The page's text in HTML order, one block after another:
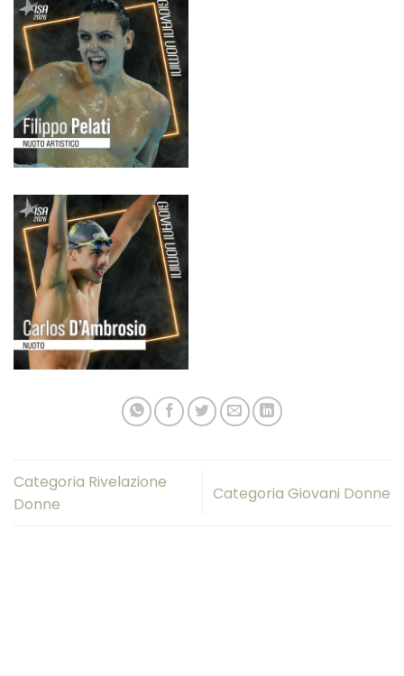
Categoria Rivelazione
Donne
Categoria Giovani Donne